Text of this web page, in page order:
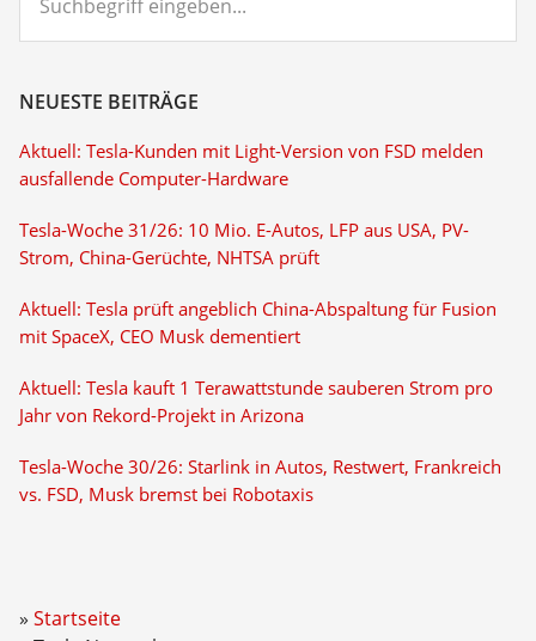
eingeben...
NEUESTE BEITRÄGE
Aktuell: Tesla-Kunden mit Light-Version von FSD melden
ausfallende Computer-Hardware
Tesla-Woche 31/26: 10 Mio. E-Autos, LFP aus USA, PV-
Strom, China-Gerüchte, NHTSA prüft
Aktuell: Tesla prüft angeblich China-Abspaltung für Fusion
mit SpaceX, CEO Musk dementiert
Aktuell: Tesla kauft 1 Terawattstunde sauberen Strom pro
Jahr von Rekord-Projekt in Arizona
Tesla-Woche 30/26: Starlink in Autos, Restwert, Frankreich
vs. FSD, Musk bremst bei Robotaxis
Startseite